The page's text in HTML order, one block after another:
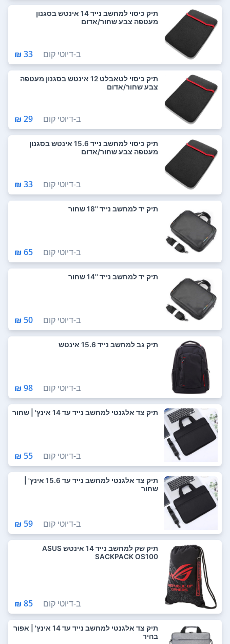
תיק כיסוי למחשב נייד 14 אינטש בסגנון
מעטפה צבע שחור/אדום
ב-דיוטי קום 33 ₪
תיק כיסוי לטאבלט 12 אינטש בסגנון מעטפה
צבע שחור/אדום
ב-דיוטי קום 29 ₪
תיק כיסוי למחשב נייד 15.6 אינטש בסגנון
מעטפה צבע שחור/אדום
ב-דיוטי קום 33 ₪
תיק יד למחשב נייד ''18 שחור
ב-דיוטי קום 65 ₪
תיק יד למחשב נייד ''14 שחור
ב-דיוטי קום 50 ₪
תיק גב למחשב נייד 15.6 אינטש
ב-דיוטי קום 98 ₪
תיק צד אלגנטי למחשב נייד עד ‎14 אינץ' | שחור
ב-דיוטי קום 55 ₪
תיק צד אלגנטי למחשב נייד עד ‎15.6 אינץ' |
שחור
ב-דיוטי קום 59 ₪
תיק שק למחשב נייד 14 אינטש ASUS
SACKPACK OS100
ב-דיוטי קום 85 ₪
תיק צד אלגנטי למחשב נייד עד ‎14‎ אינץ' | אפור
בהיר